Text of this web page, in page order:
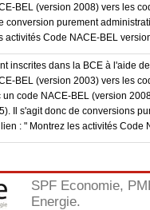
BEL (version 2008) vers les
conversion purement
activités Code NACE-BEL
inscrites dans la BCE à l'aide
BEL (version 2003) vers les
un code NACE-BEL (version
Il s'agit donc de conversions
: " Montrez les activités Code
SPF Economie,
Energie.